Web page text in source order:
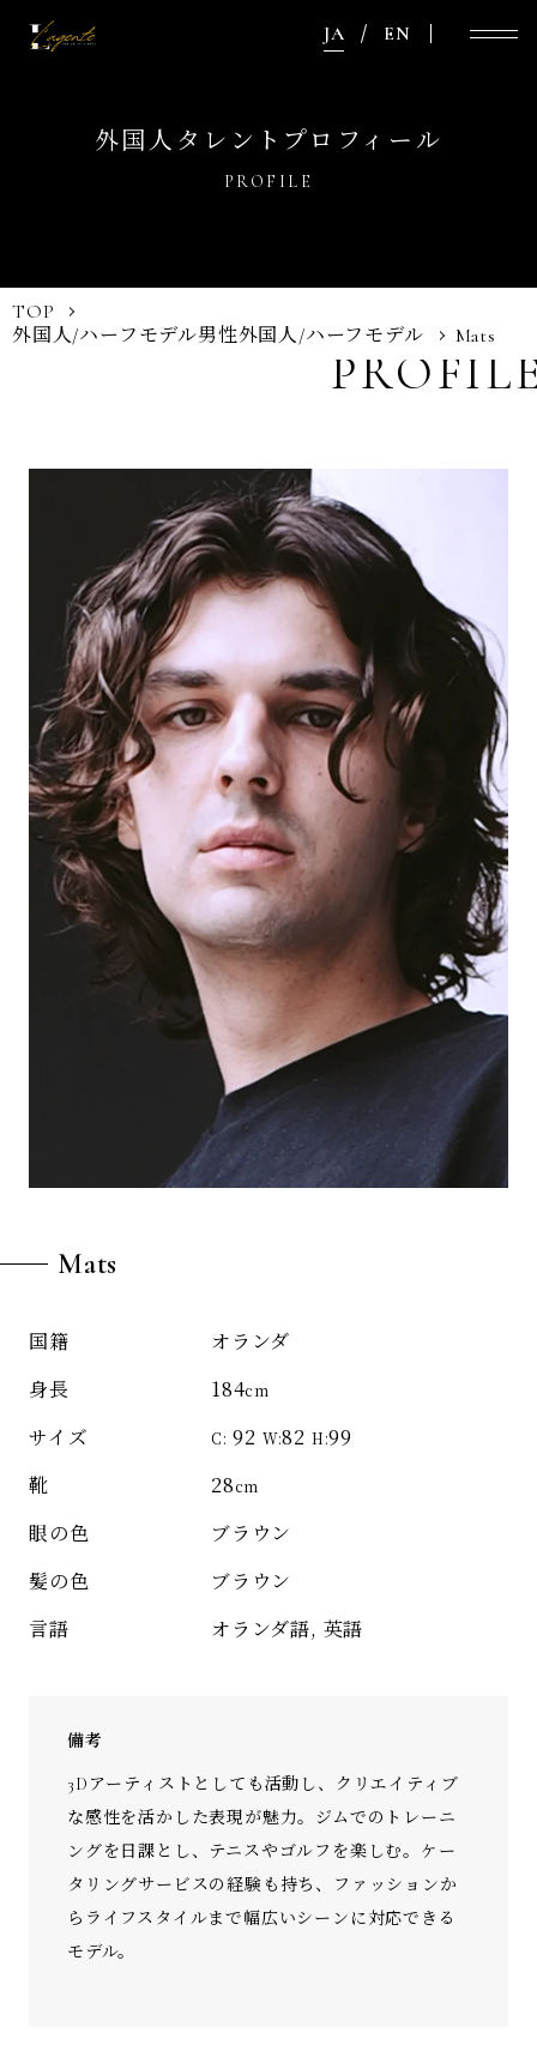
JA EN
外国人タレントプロフィール
PROFILE
TOP
外国人/ハーフモデル男性外国人/ハーフモデル Mats
Mats
国籍 オランダ
身長 184cm
サイズ C: 92 W:82 H:99
靴 28cm
眼の色 ブラウン
髪の色 ブラウン
言語 オランダ語, 英語
備考
3Dアーティストとしても活動し、クリエイティブ
な感性を活かした表現が魅力。ジムでのトレーニ
ングを日課とし、テニスやゴルフを楽しむ。ケー
タリングサービスの経験も持ち、ファッションか
らライフスタイルまで幅広いシーンに対応できる
モデル。